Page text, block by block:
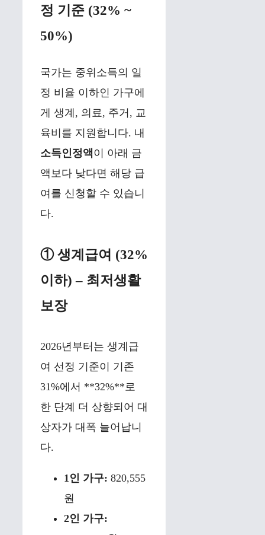
정 기준 (32% ~
50%)
국가는 중위소득의 일
정 비율 이하인 가구에
게 생계, 의료, 주거, 교
육비를 지원합니다. 내
소득인정액이 아래 금
액보다 낮다면 해당 급
여를 신청할 수 있습니
다.
① 생계급여 (32%
이하) – 최저생활
보장
2026년부터는 생계급
여 선정 기준이 기존
31%에서 **32%**로
한 단계 더 상향되어 대
상자가 대폭 늘어납니
다.
1인 가구: 820,555
원
2인 가구: